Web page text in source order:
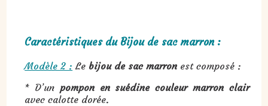
Caractéristiques du Bijou de sac marron :
Modèle 2 : Le bijou de sac marron est composé :
* D’un pompon en suédine couleur marron clair
avec calotte dorée.